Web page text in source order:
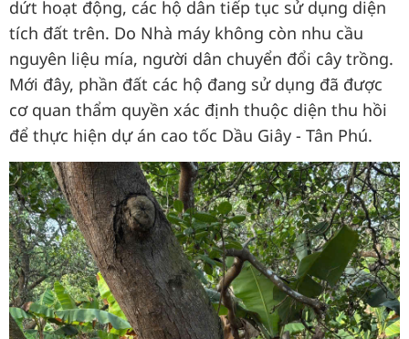
dứt hoạt động, các hộ dân tiếp tục sử dụng diện
tích đất trên. Do Nhà máy không còn nhu cầu
nguyên liệu mía, người dân chuyển đổi cây trồng.
Mới đây, phần đất các hộ đang sử dụng đã được
cơ quan thẩm quyền xác định thuộc diện thu hồi
để thực hiện dự án cao tốc Dầu Giây - Tân Phú.